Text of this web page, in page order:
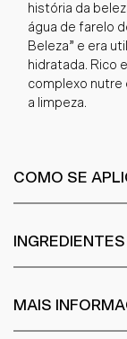
história da
água de farelo
Beleza” e era
hidratada. Rico
complexo nutre
a limpeza.
COMO SE
INGREDIENTES
MAIS